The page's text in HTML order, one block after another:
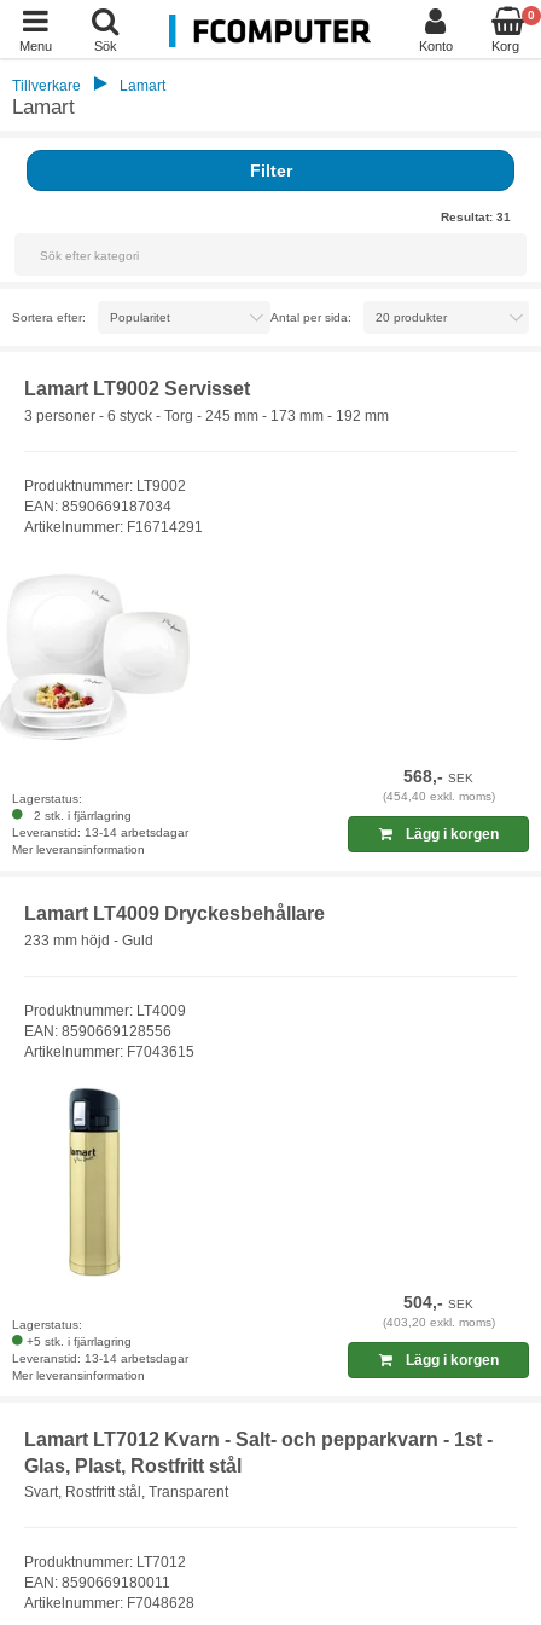
Menu Sök Konto
0
Korg
Tillverkare Lamart
Lamart
Filter
Resultat: 31
Sortera efter: Antal per sida:
Lamart LT9002 Servisset
3 personer - 6 styck - Torg - 245 mm - 173 mm - 192 mm
Produktnummer: LT9002
EAN: 8590669187034
Artikelnummer: F16714291
Lagerstatus:
2 stk. i fjärrlagring
Leveranstid: 13-14 arbetsdagar
Mer leveransinformation
568,-SEK
(454,40 exkl. moms)
Lägg i korgen
Lamart LT4009 Dryckesbehållare
233 mm höjd - Guld
Produktnummer: LT4009
EAN: 8590669128556
Artikelnummer: F7043615
Lagerstatus:
+5 stk. i fjärrlagring
Leveranstid: 13-14 arbetsdagar
Mer leveransinformation
504,-SEK
(403,20 exkl. moms)
Lägg i korgen
Lamart LT7012 Kvarn - Salt- och pepparkvarn - 1st -
Glas, Plast, Rostfritt stål
Svart, Rostfritt stål, Transparent
Produktnummer: LT7012
EAN: 8590669180011
Artikelnummer: F7048628